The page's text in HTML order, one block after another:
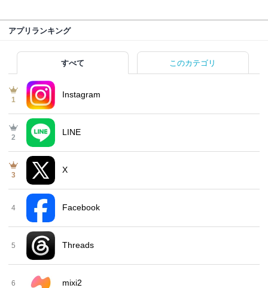
アプリランキング
すべて このカテゴリ
1
Instagram
2
LINE
3
X
4 Facebook
5 Threads
6 mixi2